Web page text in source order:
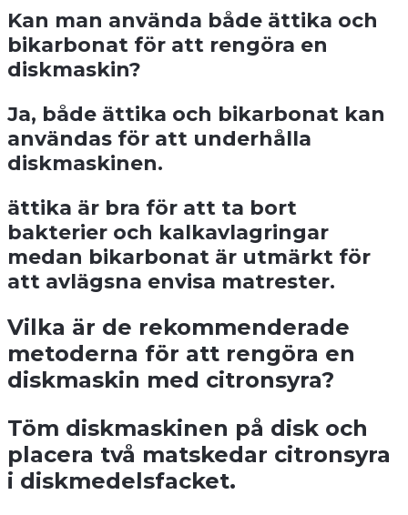
Kan man använda både ättika och
bikarbonat för att rengöra en
diskmaskin?
Ja, både ättika och bikarbonat kan
användas för att underhålla
diskmaskinen.
ättika är bra för att ta bort
bakterier och kalkavlagringar
medan bikarbonat är utmärkt för
att avlägsna envisa matrester.
Vilka är de rekommenderade
metoderna för att rengöra en
diskmaskin med citronsyra?
Töm diskmaskinen på disk och
placera två matskedar citronsyra
i diskmedelsfacket.